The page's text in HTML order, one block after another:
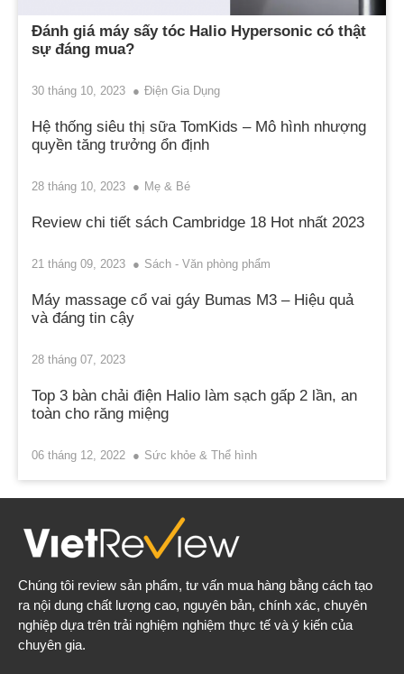
Đánh giá máy sấy tóc Halio Hypersonic có thật
sự đáng mua?
30 tháng 10, 2023 Điện Gia Dụng
Hệ thống siêu thị sữa TomKids – Mô hình nhượng
quyền tăng trưởng ổn định
28 tháng 10, 2023 Mẹ & Bé
Review chi tiết sách Cambridge 18 Hot nhất 2023
21 tháng 09, 2023 Sách - Văn phòng phẩm
Máy massage cổ vai gáy Bumas M3 – Hiệu quả
và đáng tin cậy
28 tháng 07, 2023
Top 3 bàn chải điện Halio làm sạch gấp 2 lần, an
toàn cho răng miệng
06 tháng 12, 2022 Sức khỏe & Thể hình
Chúng tôi review sản phẩm, tư vấn mua hàng bằng cách tạo
ra nội dung chất lượng cao, nguyên bản, chính xác, chuyên
nghiệp dựa trên trải nghiệm nghiệm thực tế và ý kiến của
chuyên gia.